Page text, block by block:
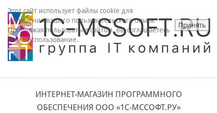
ИНТЕРНЕТ-МАГАЗИН ПРОГРАММНОГО
ОБЕСПЕЧЕНИЯ ООО «1С-МССОФТ.РУ»
Этот сайт использует файлы cookie для
улучшения вашего пользовательского опыта.
Продолжая пользоваться сайтом, вы соглашаетесь
на их использование.
Принять